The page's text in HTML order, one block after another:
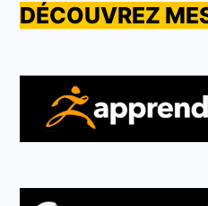
DÉCOUVREZ